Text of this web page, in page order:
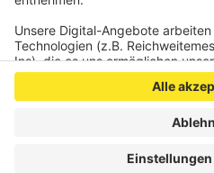
Anzeige